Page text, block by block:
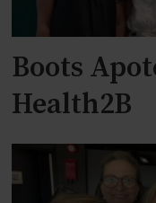
Boots
Health2B